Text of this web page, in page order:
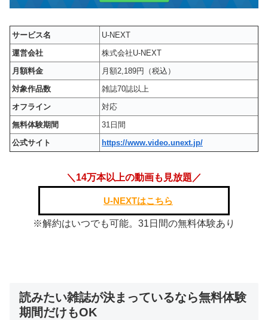
サービス名
U-NEXT
運営会社
株式会社U-NEXT
月額料金
月額2,189円（税込）
対象作品数
雑誌70誌以上
オフライン
対応
無料体験期間
31日間
公式サイト
https://www.video.unext.jp/
＼14万本以上の動画も見放題／
U-NEXTはこちら
※解約はいつでも可能。31日間の無料体験あり
読みたい雑誌が決まっているなら無料体験
期間だけもOK